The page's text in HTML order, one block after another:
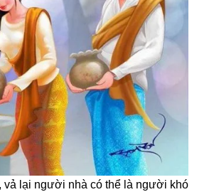
vả lại người nhà có thể là người khó